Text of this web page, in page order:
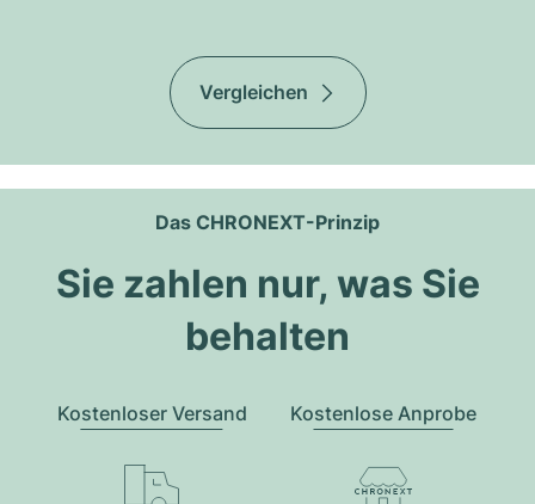
Vergleichen
Das CHRONEXT-Prinzip
Sie zahlen nur, was Sie
behalten
Kostenloser Versand Kostenlose Anprobe